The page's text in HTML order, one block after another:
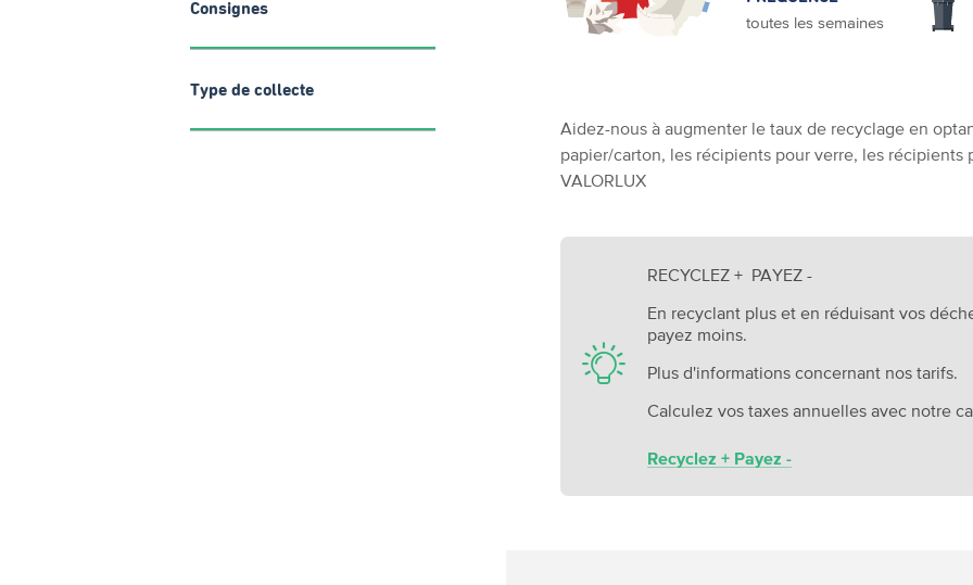
Consignes
Type de collecte
toutes les semaines
Aidez-nous à augmenter le taux de recyclage en
papier/carton, les récipients pour verre, les récipients
VALORLUX
RECYCLEZ + PAYEZ -
En recyclant plus et en réduisant vos
payez moins.
Plus d'informations concernant nos tarifs.
Calculez vos taxes annuelles avec notre
Recyclez + Payez -